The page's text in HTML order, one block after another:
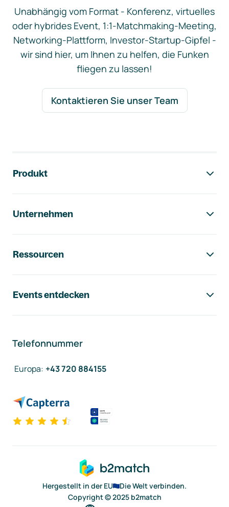
Unabhängig vom Format - Konferenz, virtuelles
oder hybrides Event, 1:1-Matchmaking-Meeting,
Networking-Plattform, Investor-Startup-Gipfel -
wir sind hier, um Ihnen zu helfen, die Funken
fliegen zu lassen!
Kontaktieren Sie unser Team
Produkt
Unternehmen
Ressourcen
Events entdecken
Telefonnummer
Europa: +43 720 884155
Hergestellt in der EU
Die Welt verbinden.
Copyright © 2025 b2match